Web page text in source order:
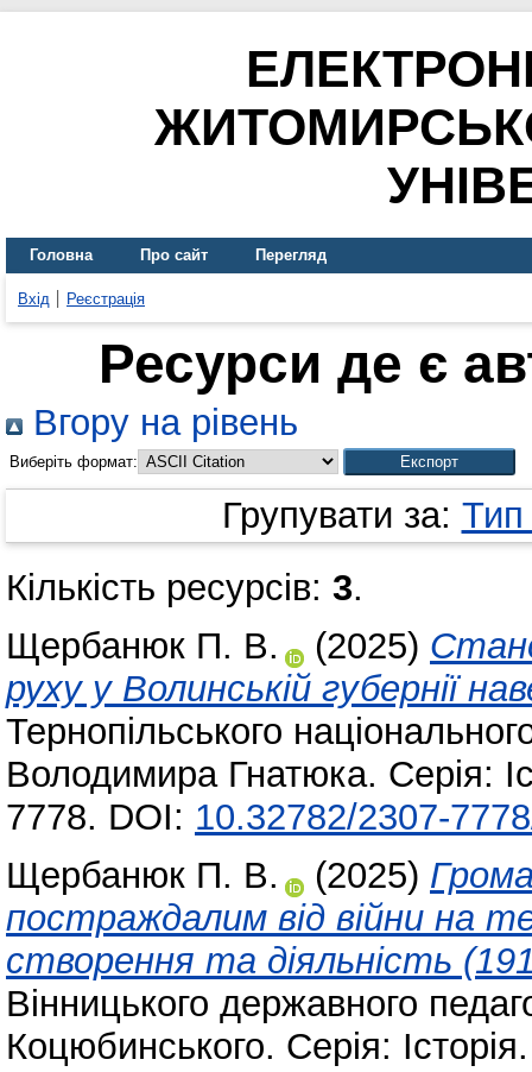
Головна Про сайт Перегляд
Вхід Реєстрація
Ресурси де є
Вгору на рівень
Виберіть формат:
Групувати за: Тип
Кількість ресурсів: 3.
Щербанюк П. В.
(2025)
руху у Волинській губернії
Тернопільського
Володимира Гнатюка. Серія:
7778. DOI: 10.32782/2307-
Щербанюк П. В.
(2025)
постраждалим від війни на
створення та діяльність
Вінницького державного
Коцюбинського. Серія: